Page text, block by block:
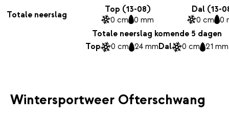
Totale neerslag
Top (13-08)
0 cm 0 mm
Dal (13-
0 cm 0
Totale neerslag komende 5 dagen
Top
0 cm 24 mmDal 0 cm 21 mm
Wintersportweer Ofterschwang